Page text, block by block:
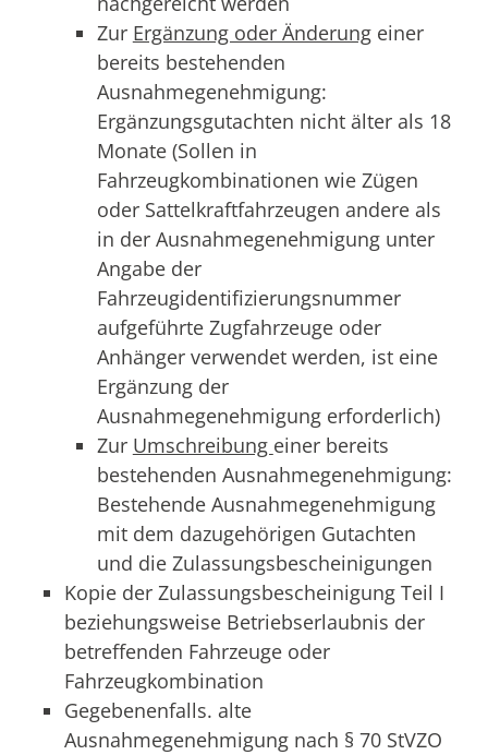
Zur Ergänzung oder Änderungeiner
bereits bestehenden
Ausnahmegenehmigung:
Ergänzungsgutachten nicht älter als 18
Monate (Sollen in
Fahrzeugkombinationen wie Zügen
oder Sattelkraftfahrzeugen andere als
in der Ausnahmegenehmigung unter
Angabe der
Fahrzeugidentifizierungsnummer
aufgeführte Zugfahrzeuge oder
Anhänger verwendet werden, ist eine
Ergänzung der
Ausnahmegenehmigung erforderlich)
Zur Umschreibung einer bereits
bestehenden Ausnahmegenehmigung:
Bestehende Ausnahmegenehmigung
mit dem dazugehörigen Gutachten
und die Zulassungsbescheinigungen
Kopie der Zulassungsbescheinigung Teil I
beziehungsweise Betriebserlaubnis der
betreffenden Fahrzeuge oder
Fahrzeugkombination
Gegebenenfalls. alte
Ausnahmegenehmigung nach § 70 StVZO